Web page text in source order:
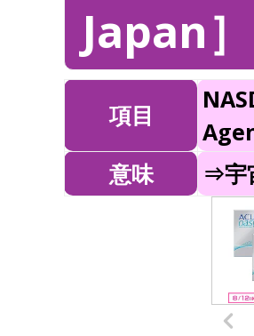
Japan］
項目
意味
⇒宇